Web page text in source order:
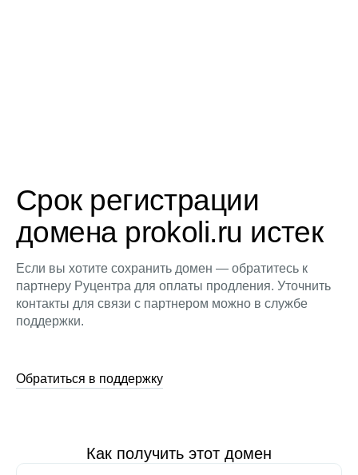
Срок регистрации
домена prokoli.ru истек
Если вы хотите сохранить домен — обратитесь к
партнеру Руцентра для оплаты продления. Уточнить
контакты для связи с партнером можно в службе
поддержки.
Обратиться в поддержку
Как получить этот домен